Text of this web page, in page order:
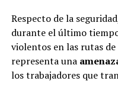
Respecto de la
durante el último
violentos en las rutas
representa una
los trabajadores que